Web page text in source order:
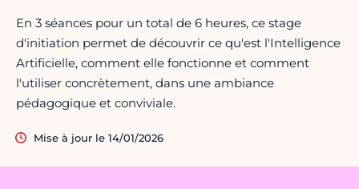
En 3 séances pour un total de 6 heures, ce stage
d'initiation permet de découvrir ce qu'est l'Intelligence
Artificielle, comment elle fonctionne et comment
l'utiliser concrètement, dans une ambiance
pédagogique et conviviale.
Mise à jour le 14/01/2026